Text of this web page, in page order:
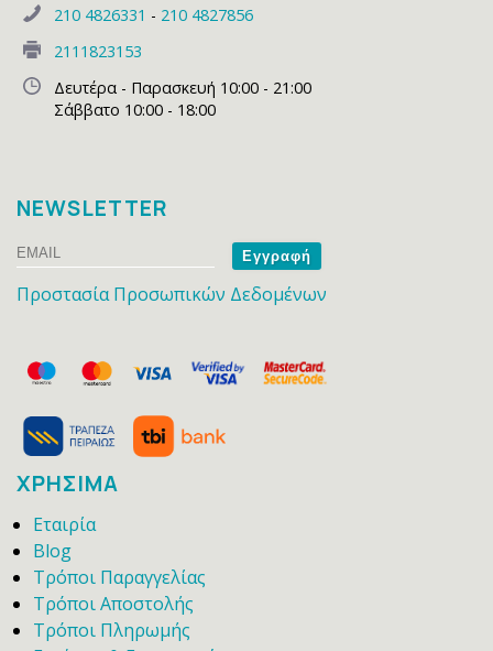
210 4826331 - 210 4827856
2111823153
Δευτέρα - Παρασκευή 10:00 - 21:00
Σάββατο 10:00 - 18:00
NEWSLETTER
Email
Name
Προστασία Προσωπικών Δεδομένων
ΧΡΗΣΙΜΑ
Εταιρία
Blog
Τρόποι Παραγγελίας
Τρόποι Αποστολής
Τρόποι Πληρωμής